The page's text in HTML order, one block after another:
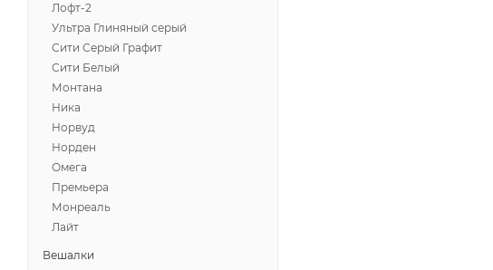
Лофт-2
Ультра Глиняный серый
Сити Серый Графит
Сити Белый
Монтана
Ника
Норвуд
Норден
Омега
Премьера
Монреаль
Лайт
Вешалки